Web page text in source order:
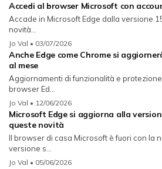
Accedi al browser Microsoft con
Accade in Microsoft Edge dalla versione
novità...
Jo Val • 03/07/2026
Anche Edge come Chrome si
al mese
Aggiornamenti di funzionalità e
browser Ed...
Jo Val • 12/06/2026
Microsoft Edge si aggiorna alla
queste novità
Il browser di casa Microsoft è fuori con la
versione s...
Jo Val • 05/06/2026